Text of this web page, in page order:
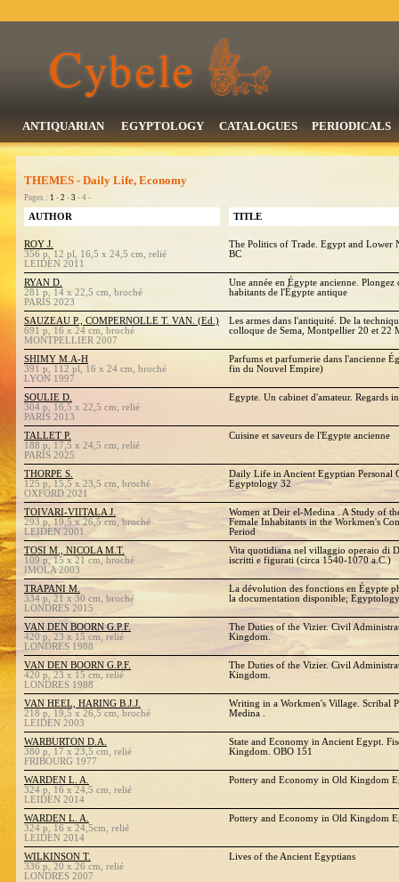
ANTIQUARIAN EGYPTOLOGY CATALOGUES PERIODICALS
THEMES - Daily Life, Economy
Pages : 1 - 2 - 3 - 4 -
AUTHOR TITLE
ROY J.
356 p, 12 pl, 16,5 x 24,5 cm, relié
LEIDEN 2011
The Politics of Trade. Egypt and Lower
BC
RYAN D.
281 p, 14 x 22,5 cm, broché
PARIS 2023
Une année en Égypte ancienne.
habitants de l'Égypte antique
SAUZEAU P., COMPERNOLLE T. VAN. (Ed.)
691 p, 16 x 24 cm, broché
MONTPELLIER 2007
Les armes dans l'antiquité. De la
colloque de Sema, Montpellier 20 et 22
SHIMY M.A-H
391 p, 112 pl, 16 x 24 cm, broché
LYON 1997
Parfums et parfumerie dans l'ancienne
fin du Nouvel Empire)
SOULIE D.
304 p, 16,5 x 22,5 cm, relié
PARIS 2013
Egypte. Un cabinet d'amateur. Regards
TALLET P.
188 p, 17,5 x 24,5 cm, relié
PARIS 2025
Cuisine et saveurs de l'Egypte ancienne
THORPE S.
125 p, 15,5 x 23,5 cm, broché
OXFORD 2021
Daily Life in Ancient Egyptian Personal
Egyptology 32
TOIVARI-VIITALA J.
293 p, 19,5 x 26,5 cm, broché
LEIDEN 2001
Women at Deir el-Medina . A Study of
Female Inhabitants in the Workmen's
Period
TOSI M., NICOLA M.T.
109 p, 15 x 21 cm, broché
IMOLA 2003
Vita quotidiana nel villaggio operaio di
iscritti e figurati (circa 1540-1070 a.C.)
TRAPANI M.
334 p, 21 x 30 cm, broché
LONDRES 2015
La dévolution des fonctions en Égypte
la documentation disponible;
VAN DEN BOORN G.P.F.
420 p, 23 x 15 cm, relié
LONDRES 1988
The Duties of the Vizier. Civil
Kingdom.
VAN DEN BOORN G.P.F.
420 p, 23 x 15 cm, relié
LONDRES 1988
The Duties of the Vizier. Civil
Kingdom.
VAN HEEL, HARING B.J.J.
218 p, 19,5 x 26,5 cm, broché
LEIDEN 2003
Writing in a Workmen's Village. Scribal
Medina .
WARBURTON D.A.
380 p, 17 x 23,5 cm, relié
FRIBOURG 1977
State and Economy in Ancient Egypt.
Kingdom. OBO 151
WARDEN L. A.
324 p, 16 x 24,5 cm, relié
LEIDEN 2014
Pottery and Economy in Old Kingdom
WARDEN L. A.
324 p, 16 x 24,5cm, relié
LEIDEN 2014
Pottery and Economy in Old Kingdom
WILKINSON T.
336 p, 20 x 26 cm, relié
LONDRES 2007
Lives of the Ancient Egyptians